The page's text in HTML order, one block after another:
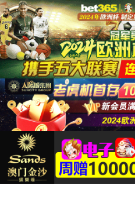
404，
文件